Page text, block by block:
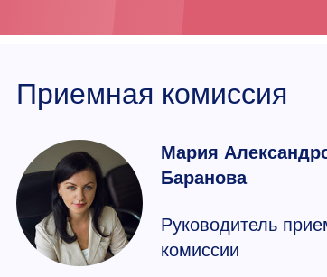
Приемная комиссия
Мария
Баранова
Руководитель
комиссии